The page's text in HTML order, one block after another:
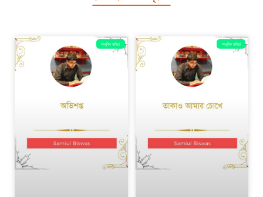
আধুনিক কবিতা আধুনিক কবিতা